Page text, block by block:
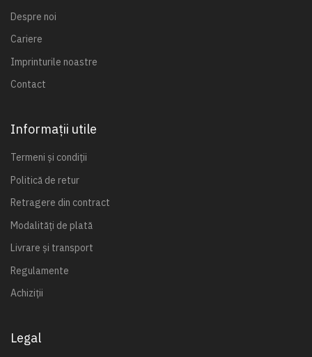
Despre noi
Cariere
Imprinturile noastre
Contact
Informații utile
Termeni și condiții
Politică de retur
Retragere din contract
Modalități de plată
Livrare și transport
Regulamente
Achiziții
Legal